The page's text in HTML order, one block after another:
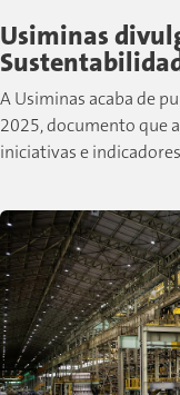
Usiminas
A Usiminas acaba de
2025, documento que
iniciativas e